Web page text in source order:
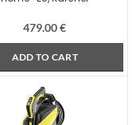
479.00€
ADD TO CART